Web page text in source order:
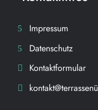
Impressum
Datenschutz
Kontaktformular